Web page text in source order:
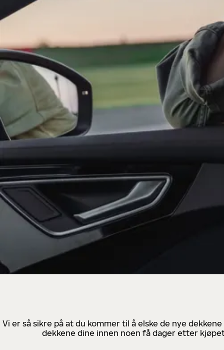
Vi er så sikre på at du kommer til å elske de nye
dekkene dine innen noen få dager etter